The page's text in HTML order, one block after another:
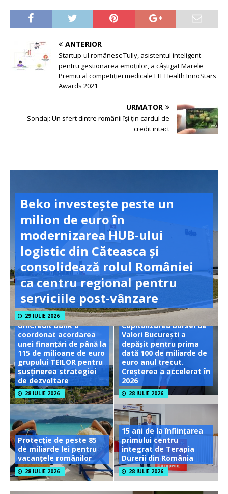
ANTERIOR
Startup-ul românesc Tully, asistentul inteligent
pentru gestionarea emoțiilor, a câștigat Marele
Premiu al competiției medicale EIT Health InnoStars
Awards 2021
URMĂTOR
Sondaj: Un sfert dintre românii își țin cardul de
credit intact
Beko investește peste un
milion de euro în
modernizarea HUB-ului
logistic din Căteasca și
consolidează rolul României
ca centru regional pentru
serviciile post-vânzare
29 IULIE 2026
UniCredit Bank a
coordonat acordarea
unei finanțări de până la
115 de milioane de euro
grupului TEILOR pentru
susținerea strategiei
de dezvoltare
28 IULIE 2026
Capitalizarea Bursei de
Valori București a
depășit pentru prima
dată 100 de miliarde de
euro anul trecut.
Creșterea a accelerat în
2026
28 IULIE 2026
Protecție de peste 85
de miliarde lei pentru
vacanțele românilor
28 IULIE 2026
15 ani de la înființarea
primului centru
integrat de Terapia
Durerii din România
28 IULIE 2026